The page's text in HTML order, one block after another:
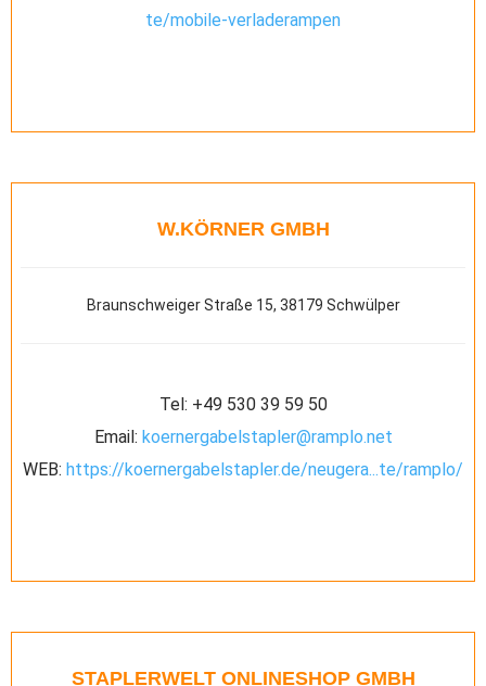
te/mobile-verladerampen
W.KÖRNER GMBH
Braunschweiger Straße 15, 38179 Schwülper
Tel: +49 530 39 59 50
Email: koernergabelstapler@ramplo.net
WEB: https://koernergabelstapler.de/neugera...te/ramplo/
STAPLERWELT ONLINESHOP GMBH